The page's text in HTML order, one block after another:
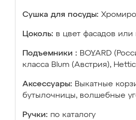
Сушка для посуды:
Цоколь: в цвет фасадов или
Подъемники : BOYARD
класса Blum (Австрия),
Аксессуары: Выкатные
бутылочницы, волшебные
Ручки: по каталогу